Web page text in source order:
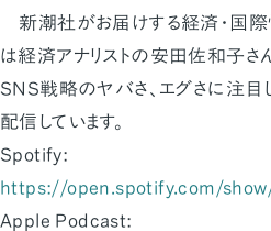
新潮社がお届けする経済・国際
は経済アナリストの安田佐和子さ
SNS戦略のヤバさ、エグさに注目
配信しています。
Spotify:
https://open.spotify.com/
Apple Podcast: